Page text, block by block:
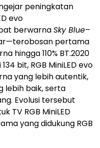
peningkatan
evo
berwarnaSky Blue–
pertama
hingga 110% BT.2020
bit, RGB MiniLED evo
yang lebih autentik,
lebih baik, serta
Evolusi tersebut
TV RGB MiniLED
yang didukung RGB